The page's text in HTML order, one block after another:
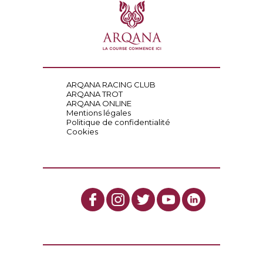
ARQANA RACING CLUB
ARQANA TROT
ARQANA ONLINE
Mentions légales
Politique de confidentialité
Cookies